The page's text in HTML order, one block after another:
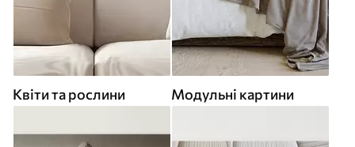
Квіти та рослини Модульні картини